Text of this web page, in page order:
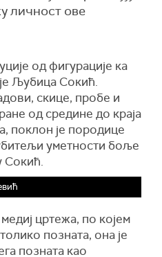
личност ове
од фигурације ка
Љубица Сокић.
скице, пробе и
од средине до краја
поклон је породице
уметности боље
Сокић.
цртежа, по којем
позната, она је
позната као